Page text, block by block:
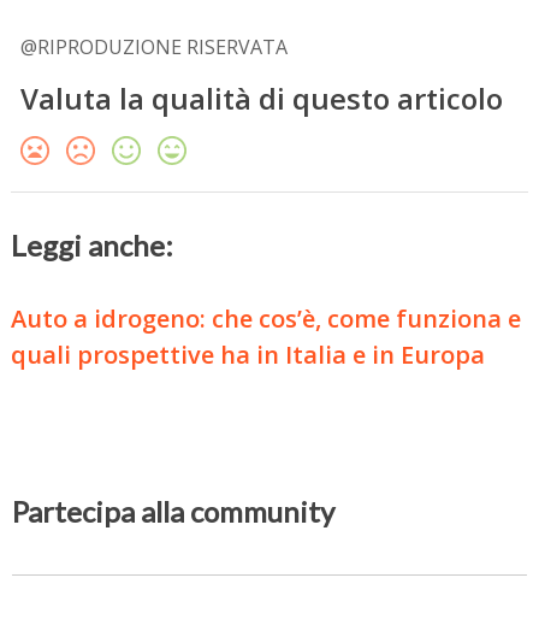
@RIPRODUZIONE RISERVATA
Valuta la qualità di questo articolo
Leggi anche:
Auto a idrogeno: che cos’è, come funziona e
quali prospettive ha in Italia e in Europa
Partecipa alla community